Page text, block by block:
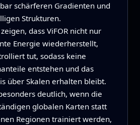
schärferen Gradienten und
Strukturen.
dass ViFOR nicht nur
Energie wiederherstellt,
tut, sodass keine
entstehen und das
über Skalen erhalten bleibt.
deutlich, wenn die
globalen Karten statt
Regionen trainiert werden,